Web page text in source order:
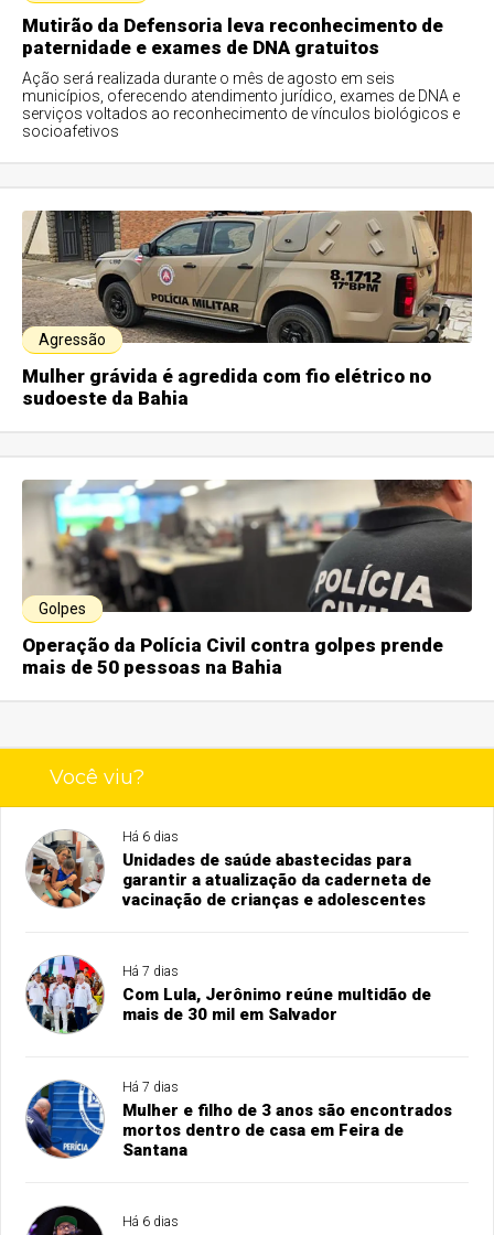
Mutirão da Defensoria leva reconhecimento de
paternidade e exames de DNA gratuitos
Ação será realizada durante o mês de agosto em seis
municípios, oferecendo atendimento jurídico, exames de DNA e
serviços voltados ao reconhecimento de vínculos biológicos e
socioafetivos
Agressão
Mulher grávida é agredida com fio elétrico no
sudoeste da Bahia
Golpes
Operação da Polícia Civil contra golpes prende
mais de 50 pessoas na Bahia
Você viu?
Há 6 dias
Unidades de saúde abastecidas para
garantir a atualização da caderneta de
vacinação de crianças e adolescentes
Há 7 dias
Com Lula, Jerônimo reúne multidão de
mais de 30 mil em Salvador
Há 7 dias
Mulher e filho de 3 anos são encontrados
mortos dentro de casa em Feira de
Santana
Há 6 dias